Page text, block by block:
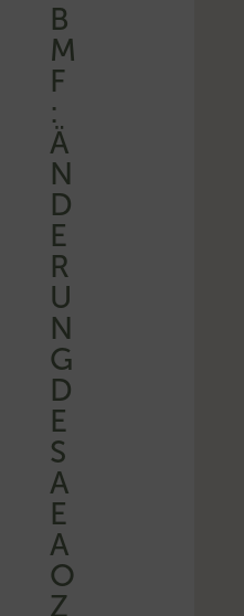
B
M
F
:
Ä
N
D
E
R
U
N
G
D
E
S
A
E
A
O
Z